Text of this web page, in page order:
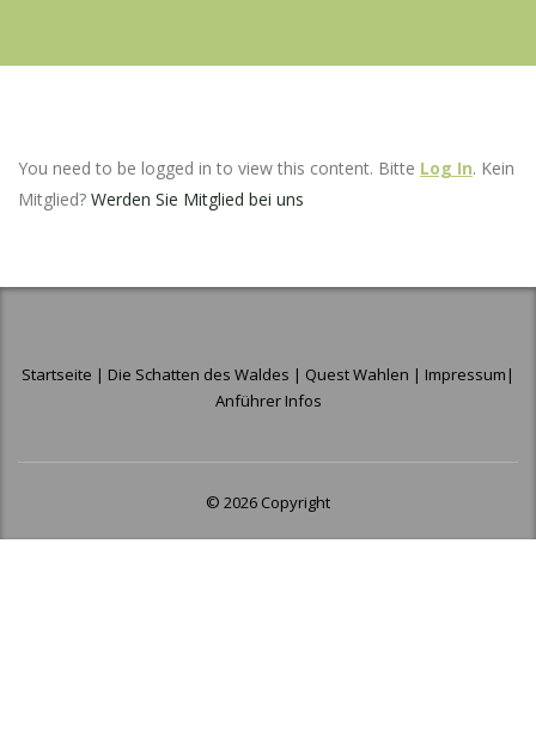
You need to be logged in to view this content. Bitte Log In. Kein
Mitglied? Werden Sie Mitglied bei uns
Startseite | Die Schatten des Waldes | Quest Wahlen | Impressum |
Anführer Infos
© 2026 Copyright